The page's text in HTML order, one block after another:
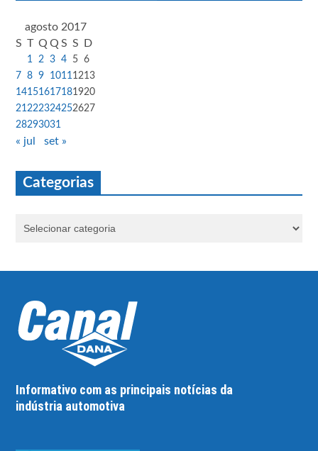
agosto 2017
S T Q Q S S D
1 2 3 4 5 6
7 8 9 1011 1213
14151617181920
21 222324252627
28293031
« jul set »
Categorias
Informativo com as principais notícias da
indústria automotiva